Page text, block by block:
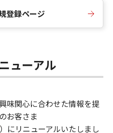
登録ページ
ューアル
味関心に合わせた情報を提
お客さま
）にリニューアルいたしまし